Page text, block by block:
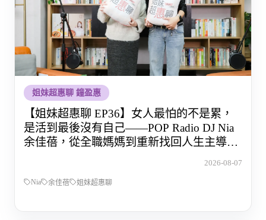
姐妹超惠聊 鐘盈惠
【姐妹超惠聊 EP36】女人最怕的不是累，
是活到最後沒有自己——POP Radio DJ Nia
余佳蓓，從全職媽媽到重新找回人生主導權
2026-08-07
Nia 余佳蓓 姐妹超惠聊